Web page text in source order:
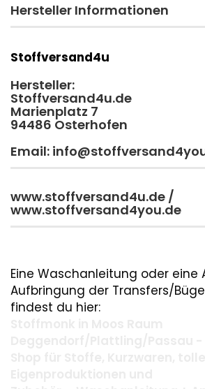
Hersteller Informationen
Stoffversand4u
Hersteller:
Stoffversand4u.de
Marienplatz 7
94486 Osterhofen
Email:
www.stoffversand4u.de /
www.stoffversand4you.de
Eine Waschanleitung oder eine
Aufbringung der Transfers/
findest du hier: